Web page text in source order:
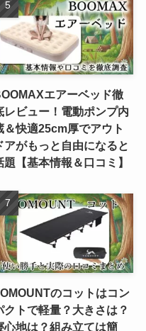
エアーベッド徹
レビュー！電動ポンプ内
＆快適25cm厚でアウト
アがもっと自由になると
題【基本情報＆口コミ】
のコットはコン
クトで軽量？大きさは？
心地は？組み立ては簡